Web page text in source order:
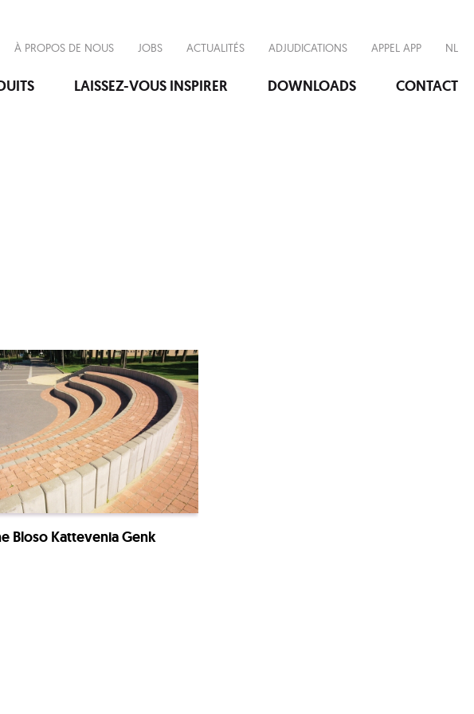
À PROPOS DE NOUS JOBS ACTUALITÉS ADJUDICATIONS APPEL APP NL
LAISSEZ-VOUS INSPIRER DOWNLOADS CONTACT
Bloso Kattevenia Genk